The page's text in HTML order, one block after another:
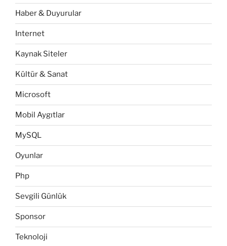
Haber & Duyurular
Internet
Kaynak Siteler
Kültür & Sanat
Microsoft
Mobil Aygıtlar
MySQL
Oyunlar
Php
Sevgili Günlük
Sponsor
Teknoloji